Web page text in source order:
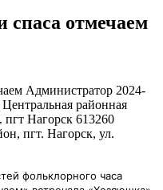
спаса отмечаем
Администратор 2024-
Центральная районная
пгт Нагорск 613260
пгт. Нагорск, ул.
фольклорного часа